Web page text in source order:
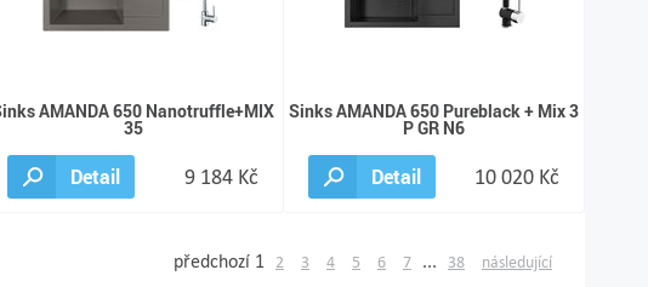
AMANDA 650 Nanotruffle+MIX
35
Detail 9 184 Kč
Sinks AMANDA 650 Pureblack + Mix 3
P GR N6
Detail 10 020 Kč
předchozí 1 2 3 4 5 6 7 ... 38 následující